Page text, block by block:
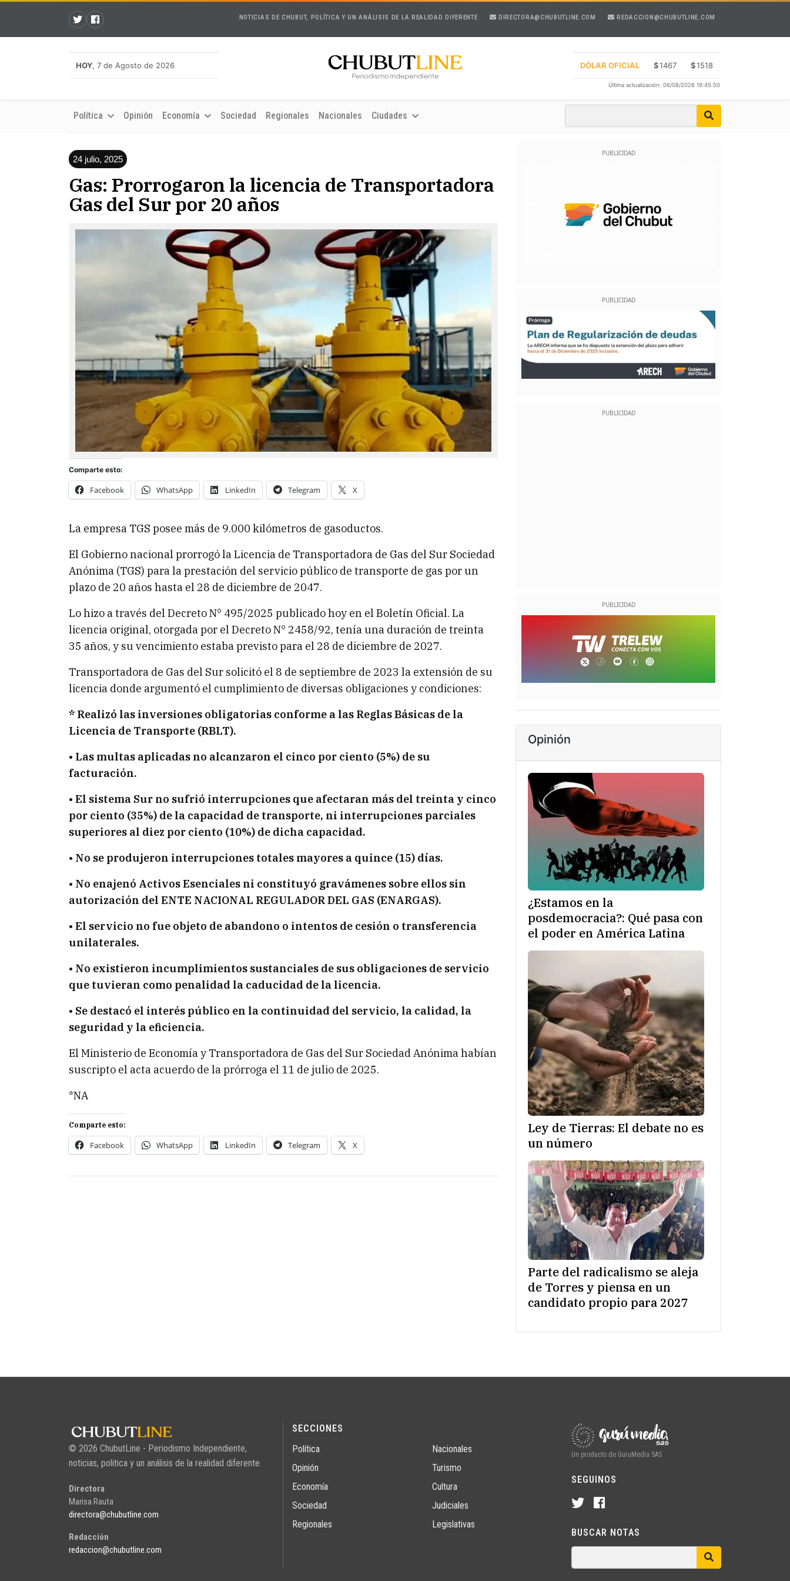
NOTICIAS DE CHUBUT, POLÍTICA Y UN ANÁLISIS DE LA REALIDAD DIFERENTE DIRECTORA@CHUBUTLINE.COM REDACCION@CHUBUTLINE.COM
HOY, 7 de Agosto de 2026 DÓLAR OFICIAL $1467 $1518
Última actualización: 06/08/2026 19:45:50
Política Opinión Economía Sociedad Regionales Nacionales Ciudades
24 julio, 2025
Gas: Prorrogaron la licencia de Transportadora
Gas del Sur por 20 años
Comparte esto:
Facebook WhatsApp LinkedIn Telegram X
La empresa TGS posee más de 9.000 kilómetros de gasoductos.
El Gobierno nacional prorrogó la Licencia de Transportadora de Gas del Sur Sociedad
Anónima (TGS) para la prestación del servicio público de transporte de gas por un
plazo de 20 años hasta el 28 de diciembre de 2047.
Lo hizo a través del Decreto N° 495/2025 publicado hoy en el Boletín Oficial. La
licencia original, otorgada por el Decreto N° 2458/92, tenía una duración de treinta
35 años, y su vencimiento estaba previsto para el 28 de diciembre de 2027.
Transportadora de Gas del Sur solicitó el 8 de septiembre de 2023 la extensión de su
licencia donde argumentó el cumplimiento de diversas obligaciones y condiciones:
* Realizó las inversiones obligatorias conforme a las Reglas Básicas de la
Licencia de Transporte (RBLT).
• Las multas aplicadas no alcanzaron el cinco por ciento (5%) de su
facturación.
• El sistema Sur no sufrió interrupciones que afectaran más del treinta y cinco
por ciento (35%) de la capacidad de transporte, ni interrupciones parciales
superiores al diez por ciento (10%) de dicha capacidad.
• No se produjeron interrupciones totales mayores a quince (15) días.
• No enajenó Activos Esenciales ni constituyó gravámenes sobre ellos sin
autorización del ENTE NACIONAL REGULADOR DEL GAS (ENARGAS).
• El servicio no fue objeto de abandono o intentos de cesión o transferencia
unilaterales.
• No existieron incumplimientos sustanciales de sus obligaciones de servicio
que tuvieran como penalidad la caducidad de la licencia.
• Se destacó el interés público en la continuidad del servicio, la calidad, la
seguridad y la eficiencia.
El Ministerio de Economía y Transportadora de Gas del Sur Sociedad Anónima habían
suscripto el acta acuerdo de la prórroga el 11 de julio de 2025.
*NA
Comparte esto:
Facebook WhatsApp LinkedIn Telegram X
Opinión
¿Estamos en la
posdemocracia?: Qué pasa con
el poder en América Latina
Ley de Tierras: El debate no es
un número
Parte del radicalismo se aleja
de Torres y piensa en un
candidato propio para 2027
© 2026 ChubutLine - Periodismo Independiente,
noticias, politica y un análisis de la realidad diferente.
Directora
Marisa Rauta
directora@chubutline.com
Redacción
redaccion@chubutline.com
SECCIONES
Política
Opinión
Economía
Sociedad
Regionales
Nacionales
Turismo
Cultura
Judiciales
Legislativas
Un producto de GuruMedia SAS
SEGUINOS
BUSCAR NOTAS